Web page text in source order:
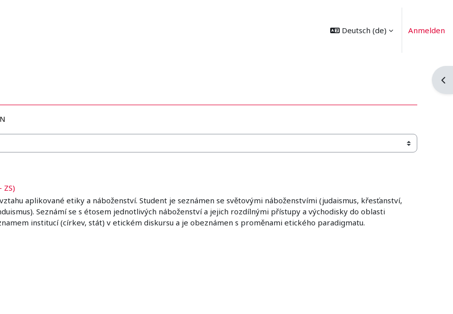
Deutsch ‎(de)‎ Anmelden
aplikované etiky a náboženství. Student je seznámen se světovými náboženstvími (judaismus, křesťanství,
Seznámí se s étosem jednotlivých náboženství a jejich rozdílnými přístupy a východisky do oblasti
institucí (církev, stát) v etickém diskursu a je obeznámen s proměnami etického paradigmatu.